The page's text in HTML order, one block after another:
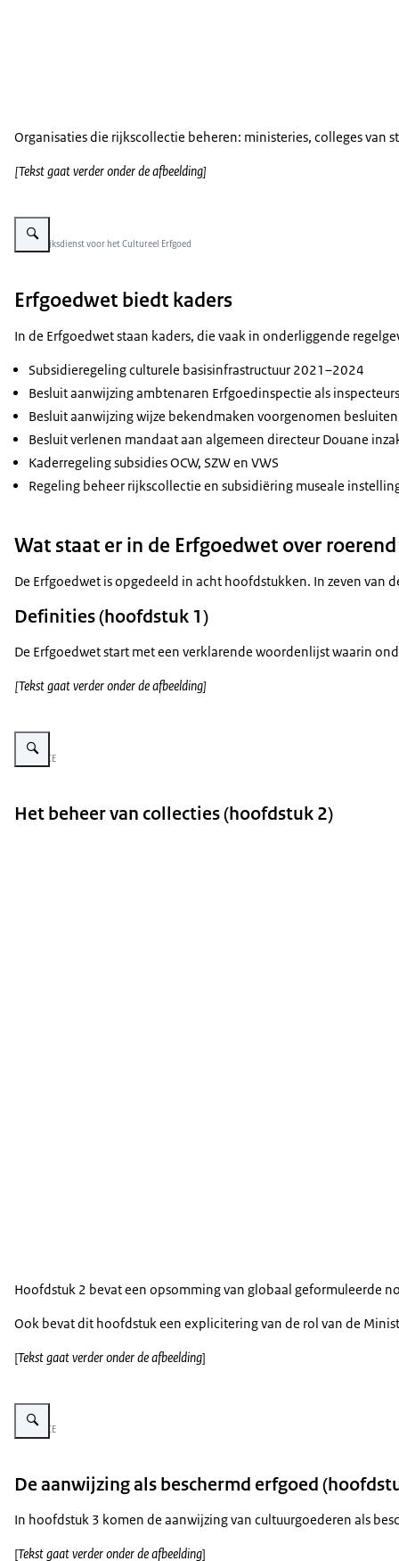
Organisaties die rijkscollectie beheren: ministeries, colleges van
[Tekst gaat verder onder de afbeelding]
Vergroot afbeelding De erfgoedwet wijst drie beheerders van de
Beeld: Rijksdienst voor het Cultureel Erfgoed
Erfgoedwet biedt kaders
In de Erfgoedwet staan kaders, die vaak in onderliggende
Subsidieregeling culturele basisinfrastructuur 2021–2024
Besluit aanwijzing ambtenaren Erfgoedinspectie als
Besluit aanwijzing wijze bekendmaken voorgenomen
Besluit verlenen mandaat aan algemeen directeur Douane
Kaderregeling subsidies OCW, SZW en VWS
Regeling beheer rijkscollectie en subsidiëring museale
Wat staat er in de Erfgoedwet over
De Erfgoedwet is opgedeeld in acht hoofdstukken. In zeven van
Definities (hoofdstuk 1)
De Erfgoedwet start met een verklarende woordenlijst waarin
[Tekst gaat verder onder de afbeelding]
Vergroot afbeelding Infographic met tekst: De Erfgoedwet:
Beeld: RCE
Het beheer van collecties (hoofdstuk 2)
Hoofdstuk 2 bevat een opsomming van globaal geformuleerde
Ook bevat dit hoofdstuk een explicitering van de rol van de
[Tekst gaat verder onder de afbeelding]
Vergroot afbeelding Infographic met tekst: Beheer en behoud van de
Beeld: RCE
De aanwijzing als beschermd erfgoed
In hoofdstuk 3 komen de aanwijzing van cultuurgoederen als
[Tekst gaat verder onder de afbeelding]